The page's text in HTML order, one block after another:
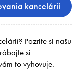
kancelárií
Pozrite si našu
si
to vyhovuje.